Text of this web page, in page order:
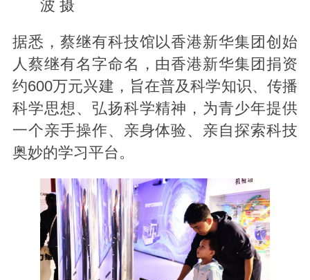
波 摄
据悉，蔡继有科技馆以香港新华集团创始
人蔡继有名字命名，由香港新华集团捐资
约600万元兴建，旨在普及科学知识、传播
科学思想、弘扬科学精神，为青少年提供
一个亲手操作、亲身体验、亲自探索科技
奥妙的学习平台。